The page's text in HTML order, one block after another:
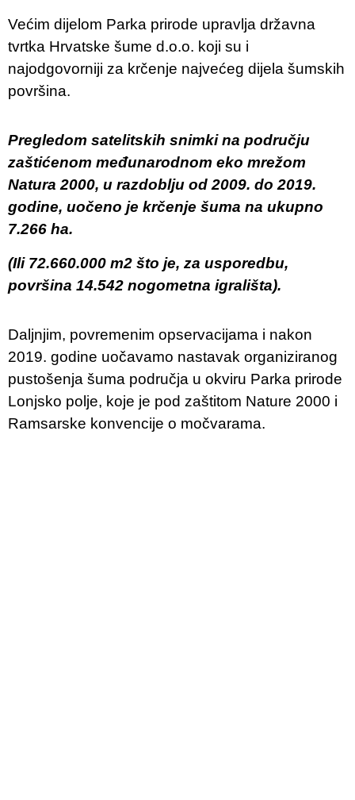
Većim dijelom Parka prirode upravlja državna
tvrtka Hrvatske šume d.o.o. koji su i
najodgovorniji za krčenje najvećeg dijela šumskih
površina.
Pregledom satelitskih snimki na području
zaštićenom međunarodnom eko ​​mrežom
Natura 2000, u razdoblju od 2009. do 2019.
godine, uočeno je krčenje šuma na ukupno
7.266 ha.
(Ili 72.660.000 m2 što je, za usporedbu,
površina 14.542 nogometna igrališta).
Daljnjim, povremenim opservacijama i nakon
2019. godine uočavamo nastavak organiziranog
pustošenja šuma područja u okviru Parka prirode
Lonjsko polje, koje je pod zaštitom Nature 2000 i
Ramsarske konvencije o močvarama.